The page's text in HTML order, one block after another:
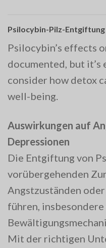
Psilocybin-Pilz-
Psilocybin’s effects
documented, but
consider how detox
well-being.
Auswirkungen auf
Depressionen
Die Entgiftung von
vorübergehenden
Angstzuständen
führen,
Mit der richtigen